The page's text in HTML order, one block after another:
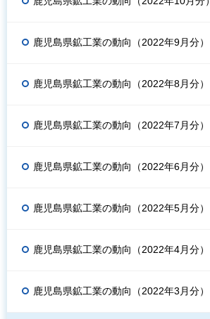
鹿児島県鉱工業の動向（2022年9月分）
鹿児島県鉱工業の動向（2022年8月分）
鹿児島県鉱工業の動向（2022年7月分）
鹿児島県鉱工業の動向（2022年6月分）
鹿児島県鉱工業の動向（2022年5月分）
鹿児島県鉱工業の動向（2022年4月分）
鹿児島県鉱工業の動向（2022年3月分）